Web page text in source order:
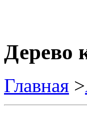
Дерево
Главная >